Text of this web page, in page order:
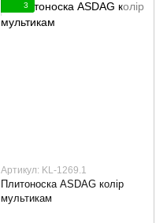
3
Артикул: KL-1269.1
Плитоноска ASDAG колір
мультикам